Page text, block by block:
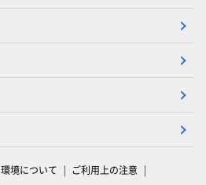
境について
ご利用上の注意